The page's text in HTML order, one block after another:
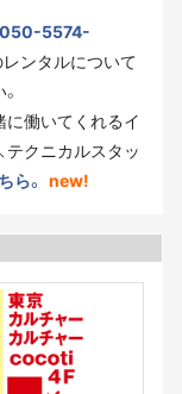
050-5574-
レンタルについて
働いてくれるイ
テクニカルスタッ
ら。 new!